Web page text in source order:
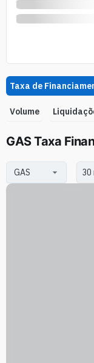
Taxa de
Volume
GAS Taxa
30